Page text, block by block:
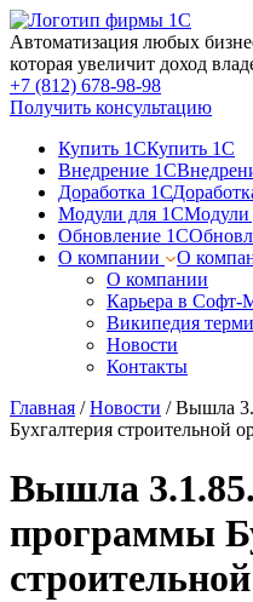
Автоматизация любых
которая увеличит доход
+7 (812) 678-98-98
Получить консультацию
Купить 1СКупить 1С
Внедрение 1С
Доработка 1С
Модули для 1СМодули
Обновление 1С
О компании
О
О компании
Карьера в
Википедия
Новости
Контакты
Главная /Новости /Вышла
Бухгалтерия строительной
Вышла
программы